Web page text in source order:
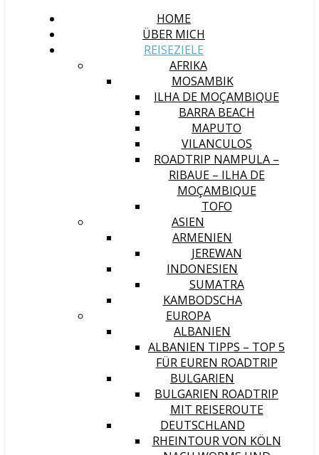
HOME
ÜBER MICH
REISEZIELE
AFRIKA
MOSAMBIK
ILHA DE MOÇAMBIQUE
BARRA BEACH
MAPUTO
VILANCULOS
ROADTRIP NAMPULA –
RIBAUE – ILHA DE
MOÇAMBIQUE
TOFO
ASIEN
ARMENIEN
JEREWAN
INDONESIEN
SUMATRA
KAMBODSCHA
EUROPA
ALBANIEN
ALBANIEN TIPPS – TOP 5
FÜR EUREN ROADTRIP
BULGARIEN
BULGARIEN ROADTRIP
MIT REISEROUTE
DEUTSCHLAND
RHEINTOUR VON KÖLN